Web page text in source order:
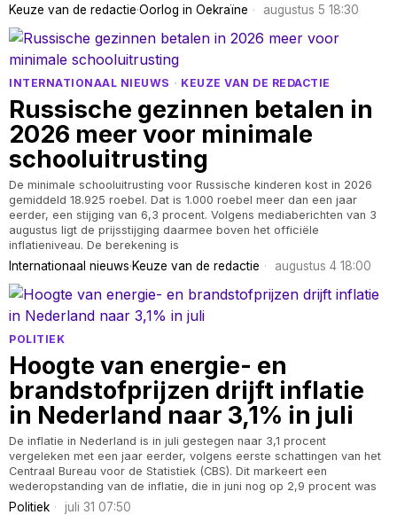
Keuze van de redactie·Oorlog in Oekraïne augustus 5 18:30
INTERNATIONAAL NIEUWS · KEUZE VAN DE REDACTIE
Russische gezinnen betalen in
2026 meer voor minimale
schooluitrusting
De minimale schooluitrusting voor Russische kinderen kost in 2026
gemiddeld 18.925 roebel. Dat is 1.000 roebel meer dan een jaar
eerder, een stijging van 6,3 procent. Volgens mediaberichten van 3
augustus ligt de prijsstijging daarmee boven het officiële
inflatieniveau. De berekening is
Internationaal nieuws·Keuze van de redactie augustus 4 18:00
POLITIEK
Hoogte van energie- en
brandstofprijzen drijft inflatie
in Nederland naar 3,1% in juli
De inflatie in Nederland is in juli gestegen naar 3,1 procent
vergeleken met een jaar eerder, volgens eerste schattingen van het
Centraal Bureau voor de Statistiek (CBS). Dit markeert een
wederopstanding van de inflatie, die in juni nog op 2,9 procent was
Politiek juli 31 07:50